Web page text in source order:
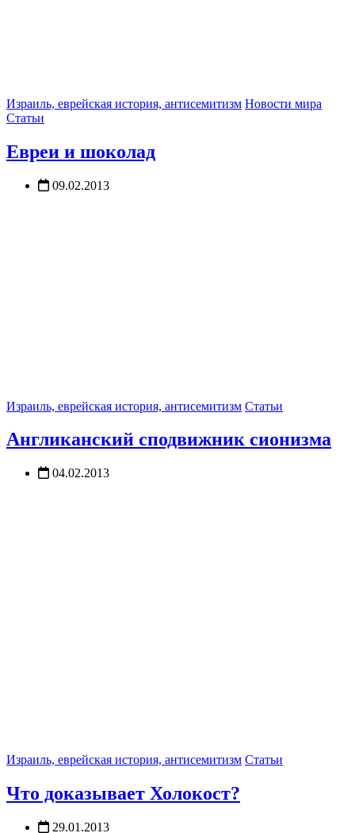
Израиль, еврейская история, антисемитизм Новости мира
Статьи
Евреи и шоколад
09.02.2013
Израиль, еврейская история, антисемитизм Статьи
Англиканский сподвижник сионизма
04.02.2013
Израиль, еврейская история, антисемитизм Статьи
Что доказывает Холокост?
29.01.2013